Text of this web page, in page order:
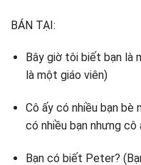
BÁN TẠI:
Bây giờ tôi biết bạn là
là một giáo viên)
Cô ấy có nhiều bạn
có nhiều bạn nhưng
Bạn có biết Peter?